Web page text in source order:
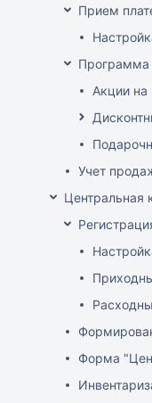
Прием
Программа
Акции на
Учет
Центральная
Форма